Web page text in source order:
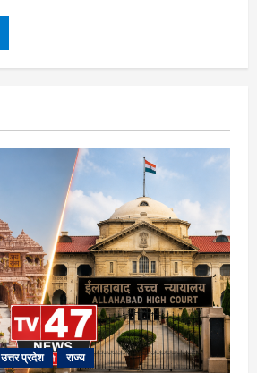
उत्तर प्रदेश राज्य